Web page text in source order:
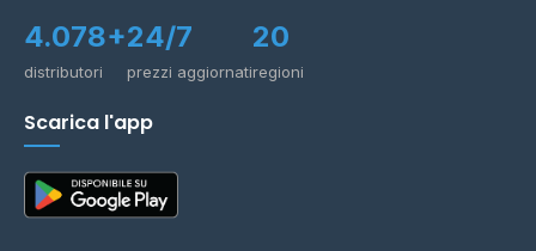
4.078+
distributori
24/7
prezzi aggiornati
20
regioni
Scarica l'app